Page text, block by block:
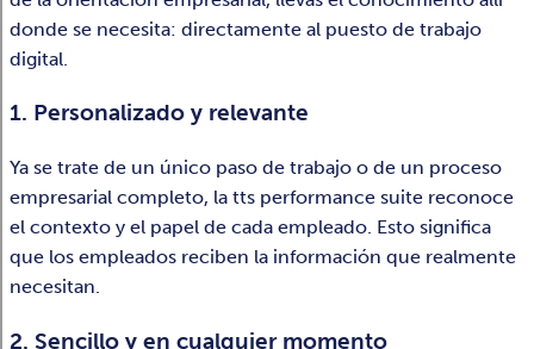
donde se necesita: directamente al puesto de trabajo
digital.
1. Personalizado y relevante
Ya se trate de un único paso de trabajo o de un proceso
empresarial completo, la tts performance suite reconoce
el contexto y el papel de cada empleado. Esto significa
que los empleados reciben la información que realmente
necesitan.
2. Sencillo y en cualquier momento